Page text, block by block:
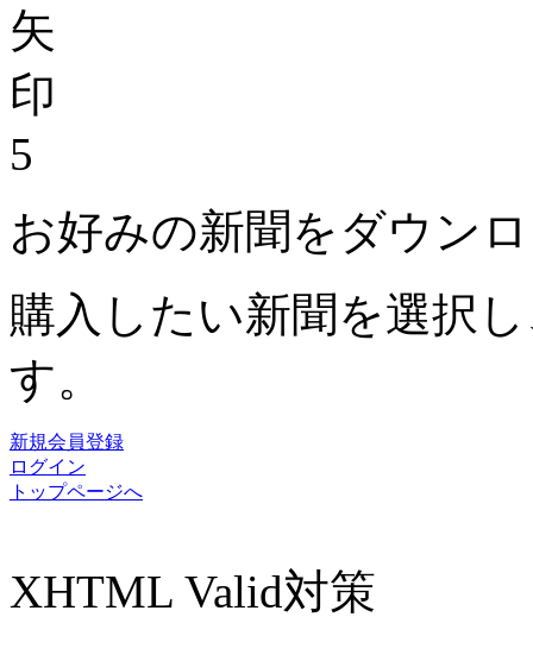
5
お好みの新聞をダウン
購入したい新聞を選択
す。
新規会員登録
ログイン
トップページへ
XHTML Valid対策